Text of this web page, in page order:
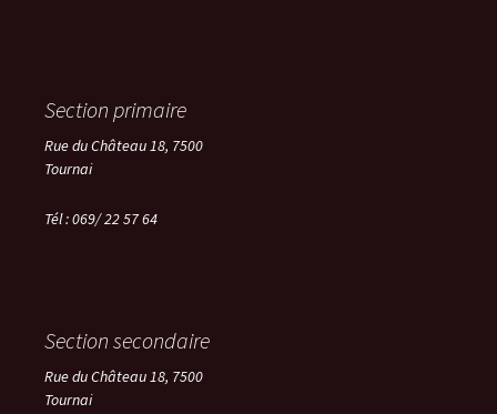
Section primaire
Rue du Château 18, 7500
Tournai
Tél : 069/ 22 57 64
Section secondaire
Rue du Château 18, 7500
Tournai